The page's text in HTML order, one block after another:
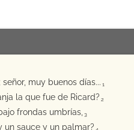
muy buenos días... 1
la que fue de Ricard? 2
frondas umbrías, 3
un sauce y un palmar?